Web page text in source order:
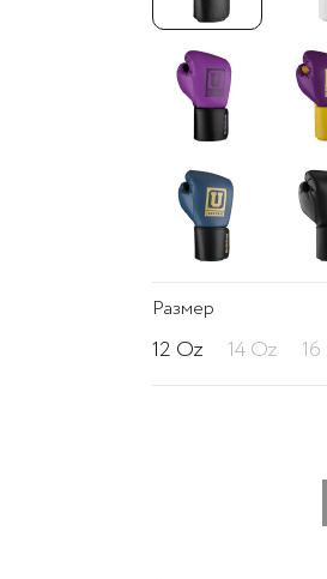
Размер
12 Oz 14 Oz